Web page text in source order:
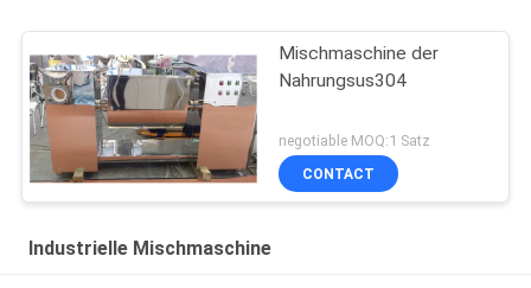
Mischmaschine der
Nahrungsus304
negotiable MOQ:1 Satz
CONTACT
Industrielle Mischmaschine